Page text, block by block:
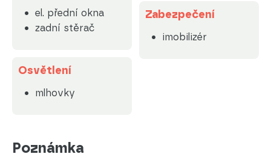
el. přední okna
zadní stěrač
Osvětlení
mlhovky
Zabezpečení
imobilizér
Poznámka